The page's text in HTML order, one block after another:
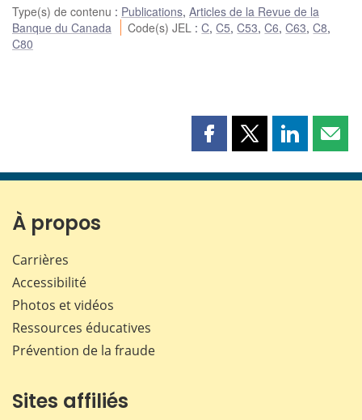
Type(s) de contenu : Publications, Articles de la Revue de la
Banque du Canada
Code(s) JEL :C,C5,C53,C6,C63,C8,
C80
Partager
page
Partager
page
Partager
page page
À propos
Carrières
Accessibilité
Photos et vidéos
Ressources éducatives
Prévention de la fraude
Sites affiliés